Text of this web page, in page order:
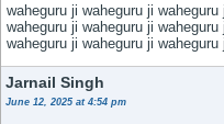
waheguru ji waheguru ji
waheguru ji waheguru ji
waheguru ji waheguru ji
Jarnail Singh
June 12, 2025 at 4:54 pm